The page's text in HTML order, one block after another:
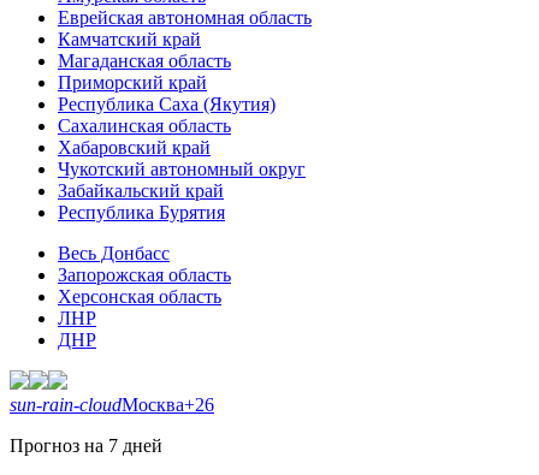
Еврейская автономная область
Камчатский край
Магаданская область
Приморский край
Республика Саха (Якутия)
Сахалинская область
Хабаровский край
Чукотский автономный округ
Забайкальский край
Республика Бурятия
Весь Донбасс
Запорожская область
Херсонская область
ЛНР
ДНР
sun-rain-cloudМосква+26
Прогноз на 7 дней